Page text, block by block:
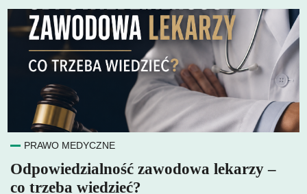
PRAWO MEDYCZNE
Odpowiedzialność zawodowa lekarzy –
co trzeba wiedzieć?